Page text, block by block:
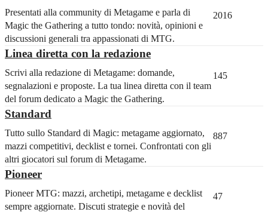
Presentati alla community di Metagame e parla di
Magic the Gathering a tutto tondo: novità, opinioni e
discussioni generali tra appassionati di MTG.
2016
Linea diretta con la redazione
Scrivi alla redazione di Metagame: domande,
segnalazioni e proposte. La tua linea diretta con il team
del forum dedicato a Magic the Gathering.
145
Standard
Tutto sullo Standard di Magic: metagame aggiornato,
mazzi competitivi, decklist e tornei. Confrontati con gli
altri giocatori sul forum di Metagame.
887
Pioneer
Pioneer MTG: mazzi, archetipi, metagame e decklist
sempre aggiornate. Discuti strategie e novità del
47